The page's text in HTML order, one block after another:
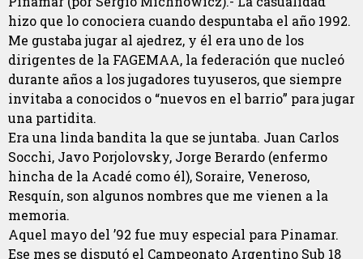
hizo que lo conociera cuando despuntaba el año 1992.
Me gustaba jugar al ajedrez, y él era uno de los
dirigentes de la FAGEMAA, la federación que nucleó
durante años a los jugadores tuyuseros, que siempre
invitaba a conocidos o “nuevos en el barrio” para jugar
una partidita.
Era una linda bandita la que se juntaba. Juan Carlos
Socchi, Javo Porjolovsky, Jorge Berardo (enfermo
hincha de la Acadé como él), Soraire, Veneroso,
Resquín, son algunos nombres que me vienen a la
memoria.
Aquel mayo del ’92 fue muy especial para Pinamar.
Ese mes se disputó el Campeonato Argentino Sub 18